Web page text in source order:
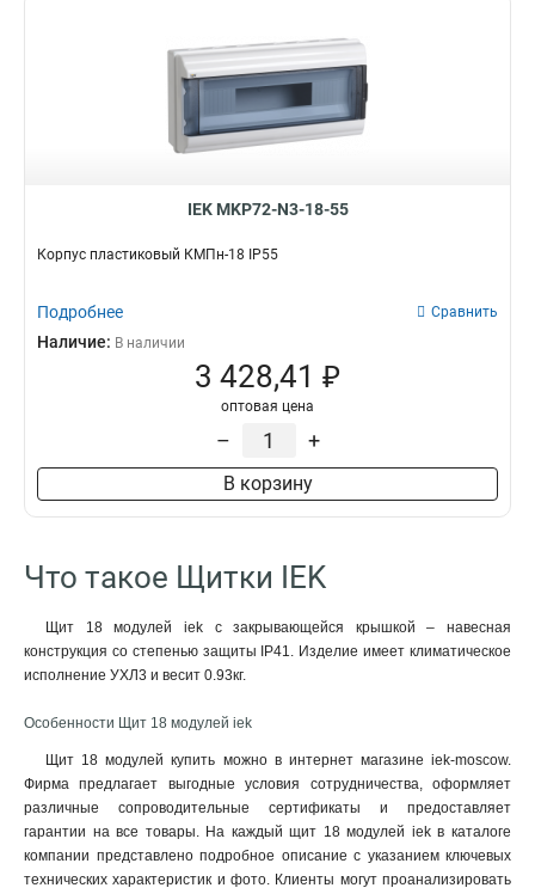
IEK MKP72-N3-18-55
Корпус пластиковый КМПн-18 IP55
Подробнее Сравнить
Наличие: В наличии
3 428,41 ₽
оптовая цена
– +
В корзину
Что такое Щитки IEK
Щит 18 модулей iek с закрывающейся крышкой – навесная
конструкция со степенью защиты IP41. Изделие имеет климатическое
исполнение УХЛ3 и весит 0.93кг.
Особенности Щит 18 модулей iek
Щит 18 модулей купить можно в интернет магазине iek-moscow.
Фирма предлагает выгодные условия сотрудничества, оформляет
различные сопроводительные сертификаты и предоставляет
гарантии на все товары. На каждый щит 18 модулей iek в каталоге
компании представлено подробное описание с указанием ключевых
технических характеристик и фото. Клиенты могут проанализировать